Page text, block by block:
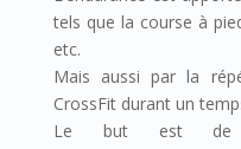
tels que la course à
etc.
Mais aussi par la
CrossFit durant un
Le but est de